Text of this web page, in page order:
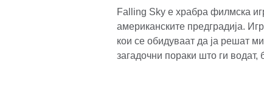
Falling Sky е храбра филмска
американските предградија.
кои се обидуваат да ја решат
загадочни пораки што ги водат,